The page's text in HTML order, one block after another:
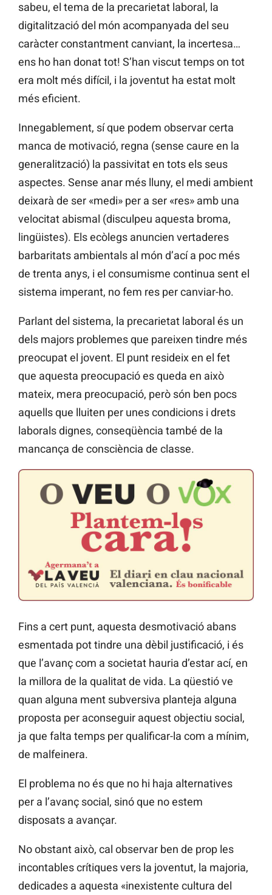
sabeu, el tema de la precarietat laboral, la
digitalització del món acompanyada del seu
caràcter constantment canviant, la incertesa…
ens ho han donat tot! S’han viscut temps on tot
era molt més difícil, i la joventut ha estat molt
més eficient.
Innegablement, sí que podem observar certa
manca de motivació, regna (sense caure en la
generalització) la passivitat en tots els seus
aspectes. Sense anar més lluny, el medi ambient
deixarà de ser «medi» per a ser «res» amb una
velocitat abismal (disculpeu aquesta broma,
lingüistes). Els ecòlegs anuncien vertaderes
barbaritats ambientals al món d’ací a poc més
de trenta anys, i el consumisme continua sent el
sistema imperant, no fem res per canviar-ho.
Parlant del sistema, la precarietat laboral és un
dels majors problemes que pareixen tindre més
preocupat el jovent. El punt resideix en el fet
que aquesta preocupació es queda en això
mateix, mera preocupació, però són ben pocs
aquells que lluiten per unes condicions i drets
laborals dignes, conseqüència també de la
mancança de consciència de classe.
Fins a cert punt, aquesta desmotivació abans
esmentada pot tindre una dèbil justificació, i és
que l’avanç com a societat hauria d’estar ací, en
la millora de la qualitat de vida. La qüestió ve
quan alguna ment subversiva planteja alguna
proposta per aconseguir aquest objectiu social,
ja que falta temps per qualificar-la com a mínim,
de malfeinera.
El problema no és que no hi haja alternatives
per a l’avanç social, sinó que no estem
disposats a avançar.
No obstant això, cal observar ben de prop les
incontables crítiques vers la joventut, la majoria,
dedicades a aquesta «inexistente cultura del